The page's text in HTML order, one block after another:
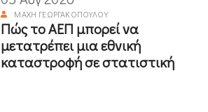
ΜΆΧΗ ΓΕΩΡΓΑΚΟΠΟΎΛΟΥ
Πώς το ΑΕΠ μπορεί να
μετατρέπει μια εθνική
καταστροφή σε στατιστική